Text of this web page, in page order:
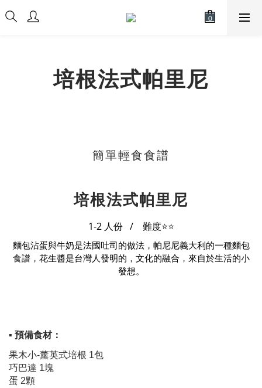
培根法式帕里尼
簡單輕食食譜
培根法式帕里尼
1-2 人份 / 難度⭐⭐
麵包沾蛋與牛奶是法國吐司的做法，帕尼尼義大利的一種麵包
食譜，花生醬是台灣人發明的，文化的融合，來自於生活的小
發想。
▪ 預備食材：
果木小-薰英式培根 1包
巧巴達 1塊
蛋 2顆